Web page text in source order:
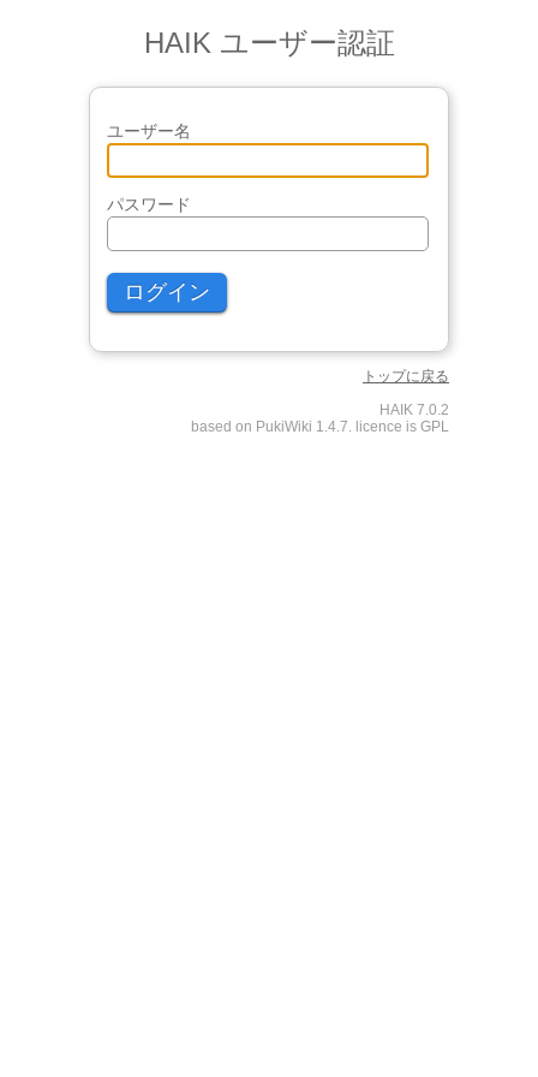
HAIK ユーザー認証
ユーザー名
パスワード
トップに戻る
HAIK 7.0.2
based on PukiWiki 1.4.7. licence is GPL